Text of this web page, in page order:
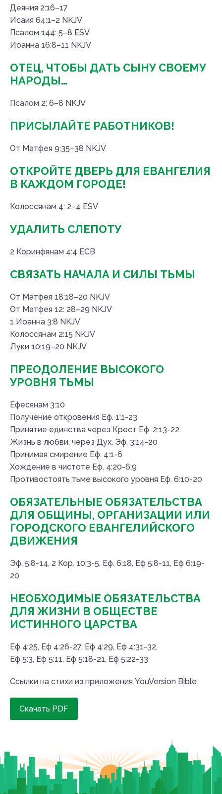
Деяния 2:16–17
Исаия 64:1–2 NKJV
Псалом 144: 5–8 ESV
Иоанна 16:8–11 NKJV
ОТЕЦ, ЧТОБЫ ДАТЬ СЫНУ СВОЕМУ
НАРОДЫ…
Псалом 2: 6–8 NKJV
ПРИСЫЛАЙТЕ РАБОТНИКОВ!
От Матфея 9:35–38 NKJV
ОТКРОЙТЕ ДВЕРЬ ДЛЯ ЕВАНГЕЛИЯ
В КАЖДОМ ГОРОДЕ!
Колоссянам 4: 2–4 ESV
УДАЛИТЬ СЛЕПОТУ
2 Коринфянам 4:4 ЕСВ
СВЯЗАТЬ НАЧАЛА И СИЛЫ ТЬМЫ
От Матфея 18:18–20 NKJV
От Матфея 12: 28–29 NKJV
1 Иоанна 3:8 NKJV
Колоссянам 2:15 NKJV
Луки 10:19–20 NKJV
ПРЕОДОЛЕНИЕ ВЫСОКОГО
УРОВНЯ ТЬМЫ
Ефесянам 3:10
Получение откровения Еф. 1:1-23
Принятие единства через Крест Еф. 2:13-22
Жизнь в любви, через Дух. Эф. 3:14-20
Принимая смирение Еф. 4:1-6
Хождение в чистоте Еф. 4:20-6:9
Противостоять тьме высокого уровня Еф. 6:10-20
ОБЯЗАТЕЛЬНЫЕ ОБЯЗАТЕЛЬСТВА
ДЛЯ ОБЩИНЫ, ОРГАНИЗАЦИИ ИЛИ
ГОРОДСКОГО ЕВАНГЕЛИЙСКОГО
ДВИЖЕНИЯ
Эф. 5:8-14, 2 Кор. 10:3-5, Еф. 6:18, Еф 5:8-11, Еф 6:19-
20
НЕОБХОДИМЫЕ ОБЯЗАТЕЛЬСТВА
ДЛЯ ЖИЗНИ В ОБЩЕСТВЕ
ИСТИННОГО ЦАРСТВА
Еф 4:25, Еф 4:26-27, Еф 4:29, Еф 4:31-32,
Еф 5:3, Еф 5:11, Еф 5:18-21, Еф 5:22-33
Ссылки на стихи из приложения YouVersion Bible
Скачать PDF